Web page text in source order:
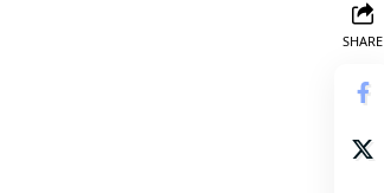
SHARE